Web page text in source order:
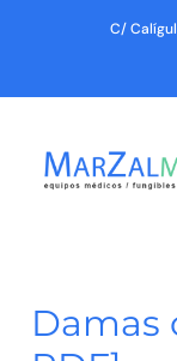
C/
Damas